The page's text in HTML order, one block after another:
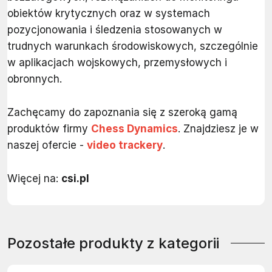
obiektów krytycznych oraz w systemach
pozycjonowania i śledzenia stosowanych w
trudnych warunkach środowiskowych, szczególnie
w aplikacjach wojskowych, przemysłowych i
obronnych.
Zachęcamy do zapoznania się z szeroką gamą
produktów firmy Chess Dynamics. Znajdziesz je w
naszej ofercie - video trackery.
Więcej na: csi.pl
Pozostałe produkty z kategorii